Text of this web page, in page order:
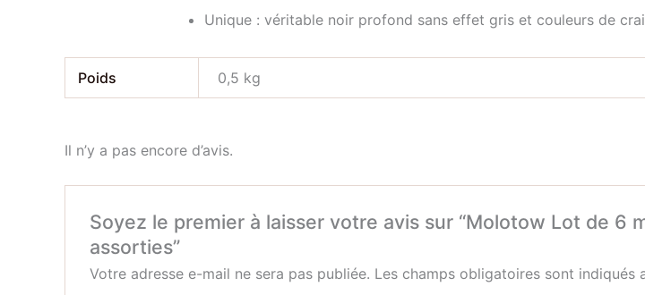
Unique : véritable noir profond sans effet gris et couleurs de
Poids 0,5 kg
Il n’y a pas encore d’avis.
Soyez le premier à laisser votre avis sur “Molotow Lot de 6
assorties”
Votre adresse e-mail ne sera pas publiée. Les champs obligatoires sont indiqués